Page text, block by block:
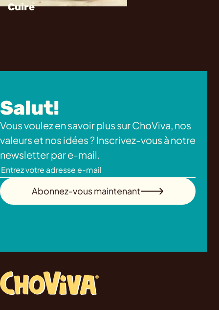
Cuire
Salut!
Vous voulez en savoir plus sur ChoViva, nos
valeurs et nos idées ? Inscrivez-vous à notre
newsletter par e-mail.
Abonnez-vous maintenant